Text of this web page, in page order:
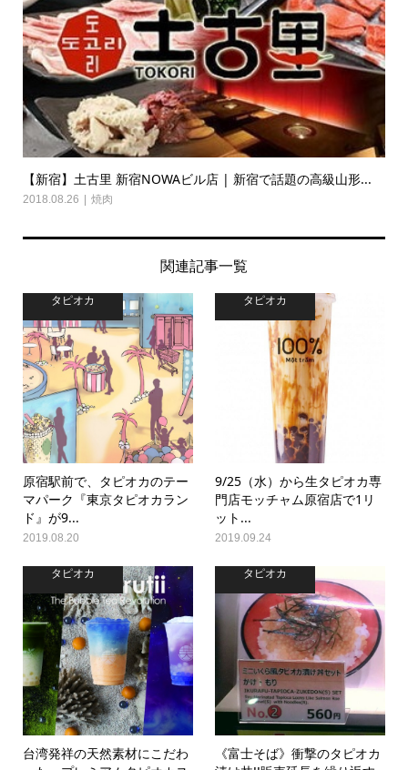
【新宿】土古里 新宿NOWAビル店 | 新宿で話題の高級山形...
2018.08.26 焼肉
関連記事一覧
タピオカ
原宿駅前で、タピオカのテー
マパーク『東京タピオカラン
ド』が9...
2019.08.20
タピオカ
9/25（水）から生タピオカ専
門店モッチャム原宿店で1リ
ット...
2019.09.24
タピオカ
台湾発祥の天然素材にこだわ
タピオカ
《富士そば》衝撃のタピオカ